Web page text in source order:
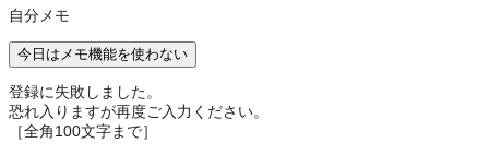
自分メモ
今日はメモ機能を使わない
登録に失敗しました。
恐れ入りますが再度ご入力ください。
［全角100文字まで］